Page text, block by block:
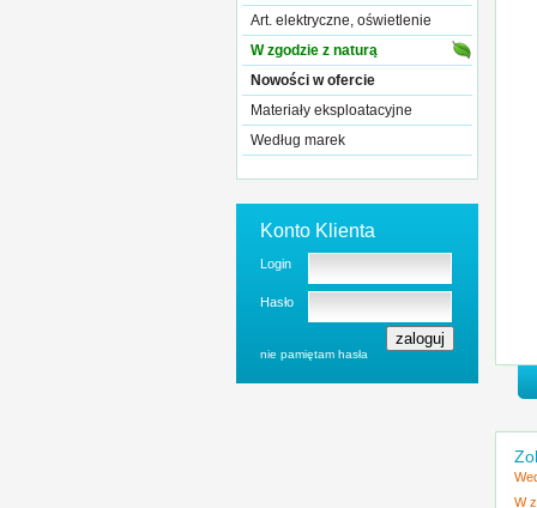
Art. elektryczne, oświetlenie
W zgodzie z naturą
Nowości w ofercie
Materiały eksploatacyjne
Według marek
Konto Klienta
Login
Hasło
nie pamiętam hasła
W